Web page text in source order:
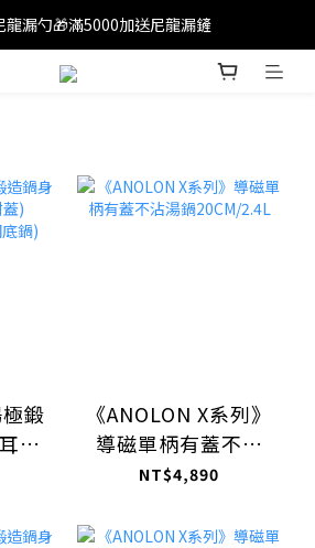
1200免運(外島除外)
龍漏勺🎁滿5000加送尼龍漏鏟
滿1200免運(外島除外)
鍛
湯
《ANOLON X系列》
導磁單柄有蓋不沾
湯鍋20CM/2.4L
NT$4,890